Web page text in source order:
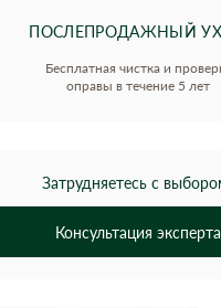
ПОСЛЕПРОДАЖНЫЙ
Бесплатная чистка и
оправы в течение 5 лет
Затрудняетесь с
Консультация эксперта